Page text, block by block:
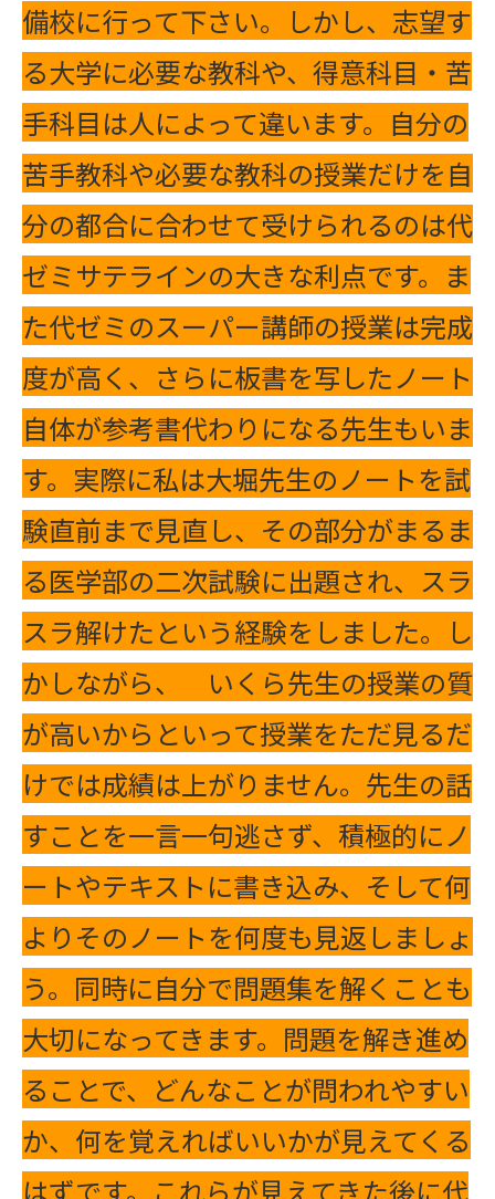
備校に行って下さい。しかし、志望す
る大学に必要な教科や、得意科目・苦
手科目は人によって違います。自分の
苦手教科や必要な教科の授業だけを自
分の都合に合わせて受けられるのは代
ゼミサテラインの大きな利点です。ま
た代ゼミのスーパー講師の授業は完成
度が高く、さらに板書を写したノート
自体が参考書代わりになる先生もいま
す。実際に私は大堀先生のノートを試
験直前まで見直し、その部分がまるま
る医学部の二次試験に出題され、スラ
スラ解けたという経験をしました。し
かしながら、 いくら先生の授業の質
が高いからといって授業をただ見るだ
けでは成績は上がりません。先生の話
すことを一言一句逃さず、積極的にノ
ートやテキストに書き込み、そして何
よりそのノートを何度も見返しましょ
う。同時に自分で問題集を解くことも
大切になってきます。問題を解き進め
ることで、どんなことが問われやすい
か、何を覚えればいいかが見えてくる
はずです。これらが見えてきた後に代